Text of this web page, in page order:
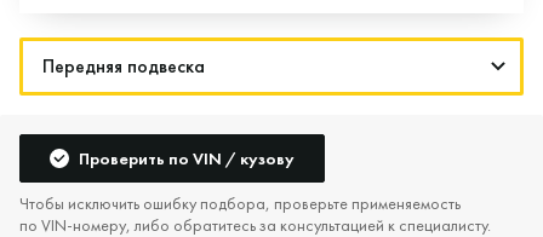
Проверить по VIN / кузову
Чтобы исключить ошибку подбора, проверьте применяемость
по VIN‑номеру, либо обратитесь за консультацией к специалисту.